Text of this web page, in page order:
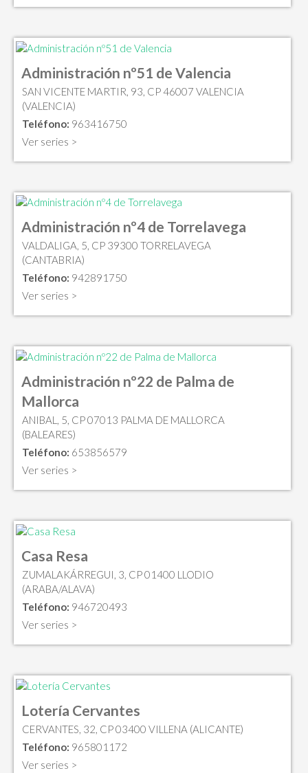
Administración nº51 de Valencia
SAN VICENTE MARTIR, 93, CP 46007 VALENCIA
(VALENCIA)
Teléfono: 963416750
Ver series >
Administración nº4 de Torrelavega
VALDALIGA, 5, CP 39300 TORRELAVEGA
(CANTABRIA)
Teléfono: 942891750
Ver series >
Administración nº22 de Palma de
Mallorca
ANIBAL, 5, CP 07013 PALMA DE MALLORCA
(BALEARES)
Teléfono: 653856579
Ver series >
Casa Resa
ZUMALAKÁRREGUI, 3, CP 01400 LLODIO
(ARABA/ALAVA)
Teléfono: 946720493
Ver series >
Lotería Cervantes
CERVANTES, 32, CP 03400 VILLENA (ALICANTE)
Teléfono: 965801172
Ver series >